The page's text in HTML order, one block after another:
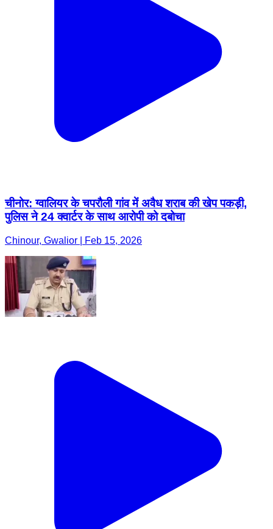
चीनोर: ग्वालियर के चपरौली गांव में अवैध शराब की खेप पकड़ी,
पुलिस ने 24 क्वार्टर के साथ आरोपी को दबोचा
Chinour, Gwalior | Feb 15, 2026